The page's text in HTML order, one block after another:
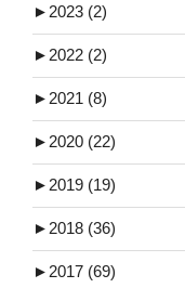
► 2023 (2)
► 2022 (2)
► 2021 (8)
► 2020 (22)
► 2019 (19)
► 2018 (36)
► 2017 (69)